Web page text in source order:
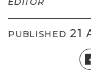
PUBLISHED